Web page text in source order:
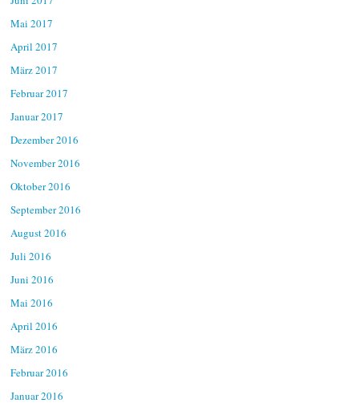
Mai 2017
April 2017
März 2017
Februar 2017
Januar 2017
Dezember 2016
November 2016
Oktober 2016
September 2016
August 2016
Juli 2016
Juni 2016
Mai 2016
April 2016
März 2016
Februar 2016
Januar 2016